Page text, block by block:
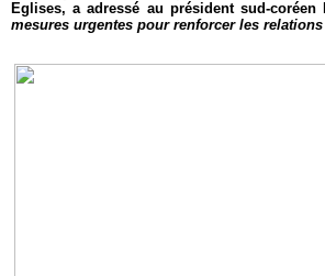
Eglises, a adressé au président sud-
mesures urgentes pour renforcer les